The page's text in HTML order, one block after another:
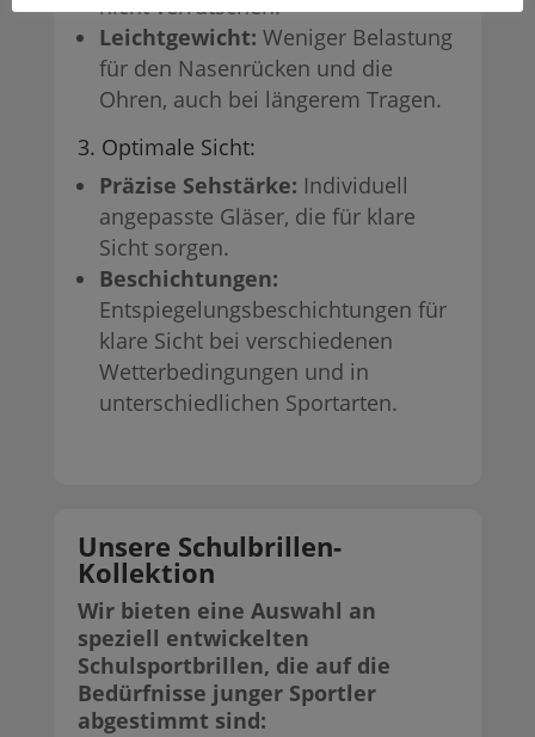
nicht verrutschen.
Leichtgewicht: Weniger Belastung
für den Nasenrücken und die
Ohren, auch bei längerem Tragen.
3. Optimale Sicht:
Präzise Sehstärke: Individuell
angepasste Gläser, die für klare
Sicht sorgen.
Beschichtungen:
Entspiegelungsbeschichtungen für
klare Sicht bei verschiedenen
Wetterbedingungen und in
unterschiedlichen Sportarten.
Unsere Schulbrillen-
Kollektion
Wir bieten eine Auswahl an
speziell entwickelten
Schulsportbrillen, die auf die
Bedürfnisse junger Sportler
abgestimmt sind: